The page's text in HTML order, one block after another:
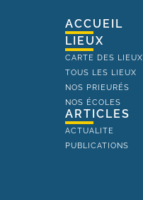
ACCUEIL
LIEUX
CARTE DES LIEUX
TOUS LES LIEUX
NOS PRIEURÉS
NOS ÉCOLES
ARTICLES
ACTUALITE
PUBLICATIONS